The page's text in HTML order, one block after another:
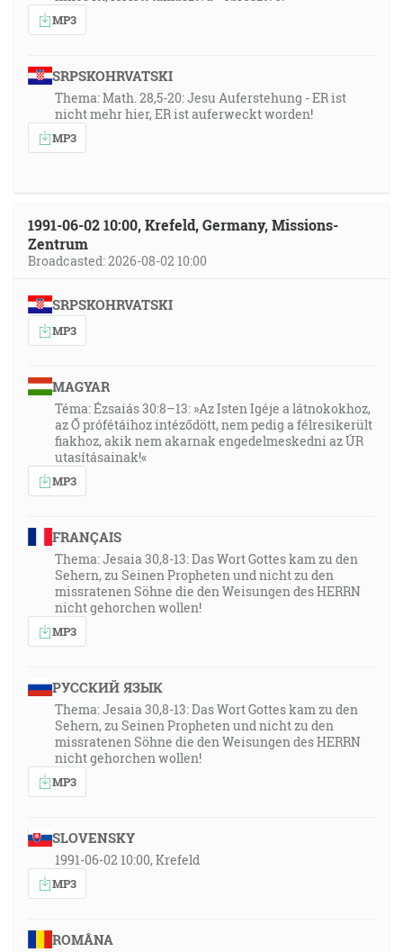
MP3
SRPSKOHRVATSKI
Thema: Math. 28,5-20: Jesu Auferstehung - ER ist
nicht mehr hier, ER ist auferweckt worden!
MP3
1991-06-02 10:00, Krefeld, Germany, Missions-
Zentrum
Broadcasted: 2026-08-02 10:00
SRPSKOHRVATSKI
MP3
MAGYAR
Téma: Ézsaiás 30:8–13: »Az Isten Igéje a látnokokhoz,
az Ő prófétáihoz intéződött, nem pedig a félresikerült
fiakhoz, akik nem akarnak engedelmeskedni az ÚR
utasításainak!«
MP3
FRANÇAIS
Thema: Jesaia 30,8-13: Das Wort Gottes kam zu den
Sehern, zu Seinen Propheten und nicht zu den
missratenen Söhne die den Weisungen des HERRN
nicht gehorchen wollen!
MP3
РУССКИЙ ЯЗЫК
Thema: Jesaia 30,8-13: Das Wort Gottes kam zu den
Sehern, zu Seinen Propheten und nicht zu den
missratenen Söhne die den Weisungen des HERRN
nicht gehorchen wollen!
MP3
SLOVENSKY
1991-06-02 10:00, Krefeld
MP3
ROMÂNA